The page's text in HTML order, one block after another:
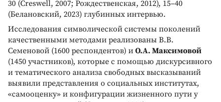
30 (Creswell, 2007; Рождественская, 2012), 15–40
(Белановский, 2023) глубинных интервью.
Исследования символической системы поколений
качественными методами реализованы В.В.
Семеновой (1600 респондентов) и О.А. Максимовой
(1450 участников), которые с помощью дискурсивного
и тематического анализа свободных высказываний
выявили представления о социальных институтах,
«самооценку» и конфигурации жизненного пути у